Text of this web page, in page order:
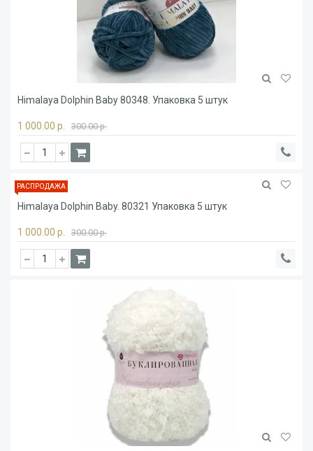
Himalaya Dolphin Baby 80348. Упаковка 5 штук
1 000.00 р. 300.00 р.
РАСПРОДАЖА
Himalaya Dolphin Baby. 80321 Упаковка 5 штук
1 000.00 р. 300.00 р.